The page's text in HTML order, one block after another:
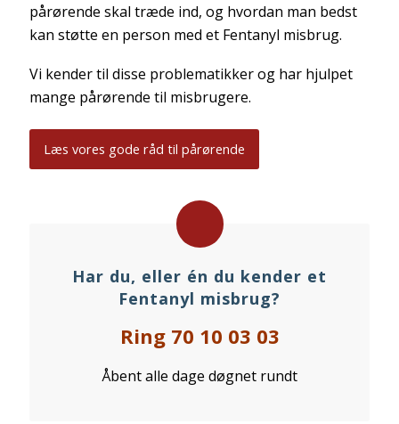
pårørende skal træde ind, og hvordan man bedst
kan støtte en person med et Fentanyl misbrug.
Vi kender til disse problematikker og har hjulpet
mange pårørende til misbrugere.
Læs vores gode råd til pårørende
Har du, eller én du kender et
Fentanyl misbrug?
Ring 70 10 03 03
Åbent alle dage døgnet rundt